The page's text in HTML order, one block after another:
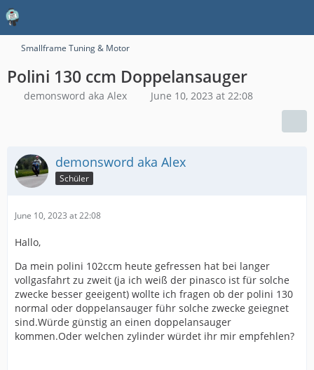
Smallframe Tuning & Motor
Polini 130 ccm Doppelansauger
demonsword aka Alex June 10, 2023 at 22:08
demonsword aka Alex
Schüler
June 10, 2023 at 22:08
Hallo,
Da mein polini 102ccm heute gefressen hat bei langer
vollgasfahrt zu zweit (ja ich weiß der pinasco ist für solche
zwecke besser geeigent) wollte ich fragen ob der polini 130
normal oder doppelansauger führ solche zwecke geiegnet
sind.Würde günstig an einen doppelansauger
kommen.Oder welchen zylinder würdet ihr mir empfehlen?